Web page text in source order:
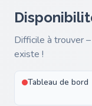
Difficile à trouver
existe !
Tableau de bord